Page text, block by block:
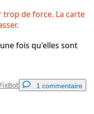
de force. La carte
fois qu'elles sont
1 commentaire